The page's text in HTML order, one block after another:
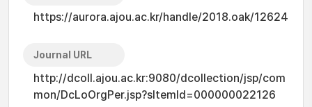
https://aurora.ajou.ac.kr/handle/2018.oak/12624
Journal URL
http://dcoll.ajou.ac.kr:9080/dcollection/jsp/com
mon/DcLoOrgPer.jsp?sItemId=000000022126